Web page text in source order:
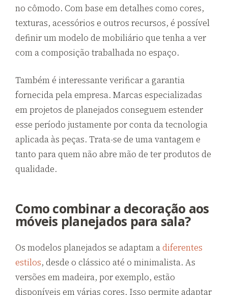
no cômodo. Com base em detalhes como cores,
texturas, acessórios e outros recursos, é possível
definir um modelo de mobiliário que tenha a ver
com a composição trabalhada no espaço.
Também é interessante verificar a garantia
fornecida pela empresa. Marcas especializadas
em projetos de planejados conseguem estender
esse período justamente por conta da tecnologia
aplicada às peças. Trata-se de uma vantagem e
tanto para quem não abre mão de ter produtos de
qualidade.
Como combinar a decoração aos
móveis planejados para sala?
Os modelos planejados se adaptam adiferentes
estilos, desde o clássico até o minimalista. As
versões em madeira, por exemplo, estão
disponíveis em várias cores. Isso permite adaptar